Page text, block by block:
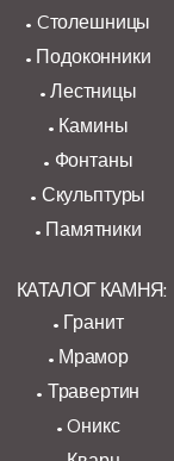
Cтолешницы
Подоконники
Лестницы
Камины
Фонтаны
Скульптуры
Памятники
КАТАЛОГ КАМНЯ:
Гранит
Мрамор
Травертин
Oникс